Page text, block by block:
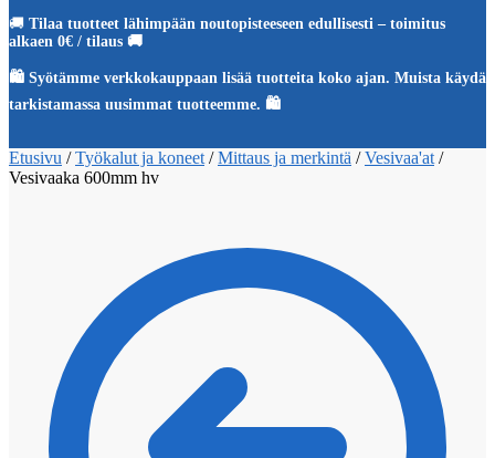
🚚 Tilaa tuotteet lähimpään noutopisteeseen edullisesti – toimitus
alkaen 0€ / tilaus 🚚
🛍️ Syötämme verkkokauppaan lisää tuotteita koko ajan. Muista käydä
tarkistamassa uusimmat tuotteemme. 🛍️
Etusivu /Työkalut ja koneet /Mittaus ja merkintä /Vesivaa'at /
Vesivaaka 600mm hv